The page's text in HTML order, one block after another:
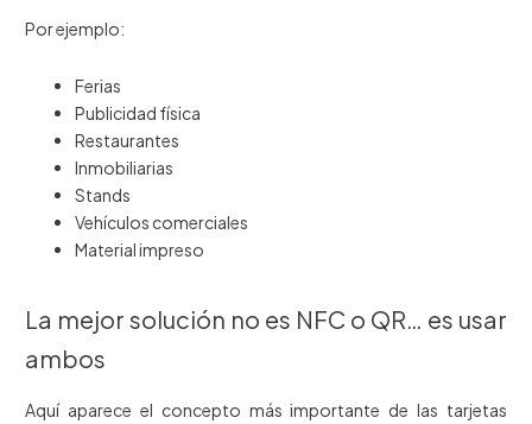
Por ejemplo:
Ferias
Publicidad física
Restaurantes
Inmobiliarias
Stands
Vehículos comerciales
Material impreso
La mejor solución no es NFC o QR… es usar
ambos
Aquí aparece el concepto más importante de las tarjetas